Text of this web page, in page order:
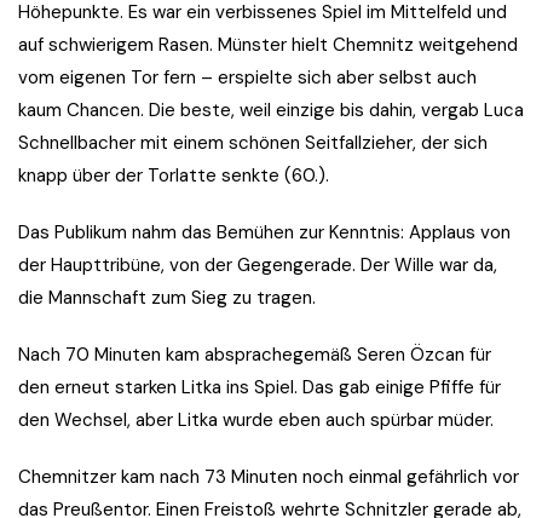
Höhepunkte. Es war ein verbissenes Spiel im Mittelfeld und
auf schwierigem Rasen. Münster hielt Chemnitz weitgehend
vom eigenen Tor fern – erspielte sich aber selbst auch
kaum Chancen. Die beste, weil einzige bis dahin, vergab Luca
Schnellbacher mit einem schönen Seitfallzieher, der sich
knapp über der Torlatte senkte (60.).
Das Publikum nahm das Bemühen zur Kenntnis: Applaus von
der Haupttribüne, von der Gegengerade. Der Wille war da,
die Mannschaft zum Sieg zu tragen.
Nach 70 Minuten kam absprachegemäß Seren Özcan für
den erneut starken Litka ins Spiel. Das gab einige Pfiffe für
den Wechsel, aber Litka wurde eben auch spürbar müder.
Chemnitzer kam nach 73 Minuten noch einmal gefährlich vor
das Preußentor. Einen Freistoß wehrte Schnitzler gerade ab,